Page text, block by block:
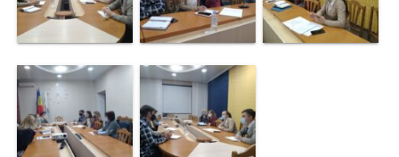
de
achiziții
Anticorupție
Știri